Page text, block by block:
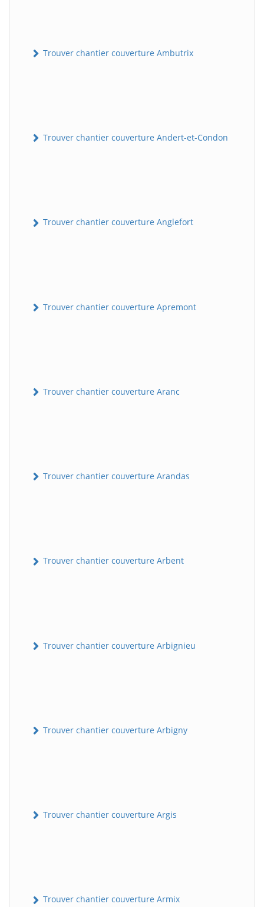
Trouver chantier couverture Ambutrix
Trouver chantier couverture Andert-et-Condon
Trouver chantier couverture Anglefort
Trouver chantier couverture Apremont
Trouver chantier couverture Aranc
Trouver chantier couverture Arandas
Trouver chantier couverture Arbent
Trouver chantier couverture Arbignieu
Trouver chantier couverture Arbigny
Trouver chantier couverture Argis
Trouver chantier couverture Armix